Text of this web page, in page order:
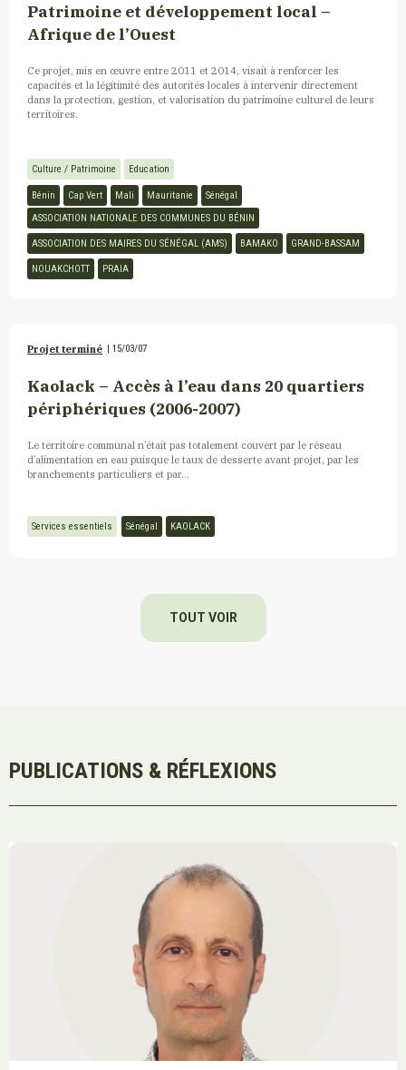
Patrimoine et développement local –
Afrique de l’Ouest
Ce projet, mis en œuvre entre 2011 et 2014, visait à renforcer les
capacités et la légitimité des autorités locales à intervenir directement
dans la protection, gestion, et valorisation du patrimoine culturel de leurs
territoires.
Culture / Patrimoine Education
Bénin Cap Vert Mali Mauritanie
Sénégal
ASSOCIATION NATIONALE DES COMMUNES DU BÉNIN
ASSOCIATION DES MAIRES DU SÉNÉGAL (AMS) BAMAKO GRAND-BASSAM
NOUAKCHOTT PRAIA
Projet terminé | 15/03/07
Kaolack – Accès à l’eau dans 20 quartiers
périphériques (2006-2007)
Le territoire communal n’était pas totalement couvert par le réseau
d’alimentation en eau puisque le taux de desserte avant projet, par les
branchements particuliers et par...
Services essentiels Sénégal KAOLACK
TOUT VOIR
PUBLICATIONS & RÉFLEXIONS